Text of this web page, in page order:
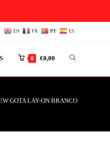
EN FR PT ES
0 €0,00
GOTA LAY-ON BRANCO